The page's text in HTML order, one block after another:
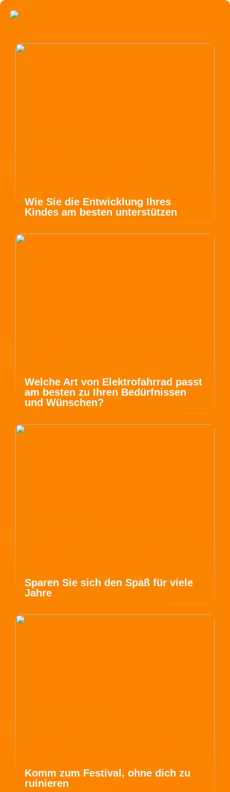
Wie Sie die Entwicklung Ihres
Kindes am besten unterstützen
Welche Art von Elektrofahrrad passt
am besten zu Ihren Bedürfnissen
und Wünschen?
Sparen Sie sich den Spaß für viele
Jahre
Komm zum Festival, ohne dich zu
ruinieren